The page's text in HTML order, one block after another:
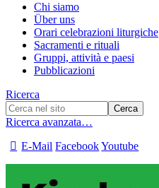
Chi siamo
Über uns
Orari celebrazioni liturgiche
Sacramenti e rituali
Gruppi, attività e paesi
Pubblicazioni
Ricerca
Ricerca avanzata…
E-Mail FacebookYoutube